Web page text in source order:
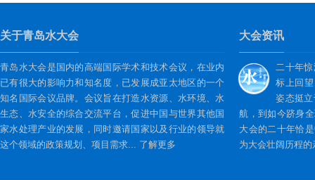
关于青岛水大会
青岛水大会是国内的高端国际学术和技术会议，在业内
已有很大的影响力和知名度，已发展成亚太地区的一个
知名国际会议品牌。会议旨在打造水资源、水环境、水
生态、水安全的综合交流平台，促进中国与世界其他国
家水处理产业的发展，同时邀请国家以及行业的领导就
这个领域的政策规划、项目需求... 了解更多
大会资讯
二十年
标上回
姿态挺
航，到如今跻身
大会的二十年恰
为大会壮阔历程